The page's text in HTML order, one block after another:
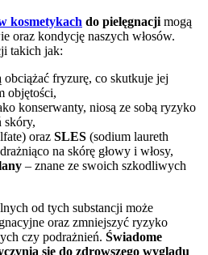
kosmetykach do pielęgnacji mogą
oraz kondycję naszych włosów.
takich jak:
obciążać fryzurę, co skutkuje jej
objętości,
konserwanty, niosą ze sobą ryzyko
skóry,
oraz SLES (sodium laureth
na skórę głowy i włosy,
– znane ze swoich szkodliwych
od tych substancji może
oraz zmniejszyć ryzyko
czy podrażnień. Świadome
się do zdrowszego wyglądu